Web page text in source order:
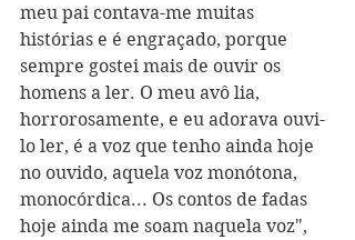
meu pai contava-me muitas
histórias e é engraçado, porque
sempre gostei mais de ouvir os
homens a ler. O meu avô lia,
horrorosamente, e eu adorava ouvi-
lo ler, é a voz que tenho ainda hoje
no ouvido, aquela voz monótona,
monocórdica... Os contos de fadas
hoje ainda me soam naquela voz",